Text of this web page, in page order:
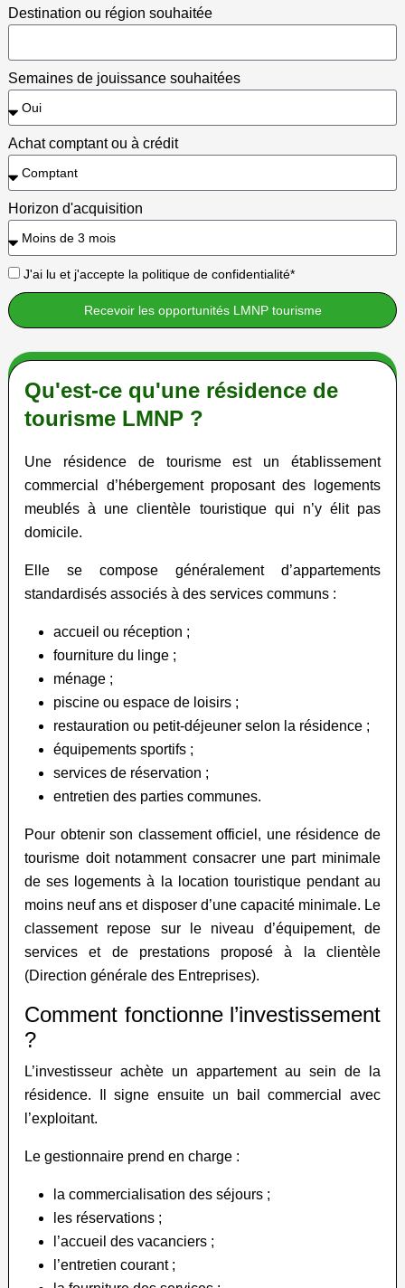
Qu'est-ce qu'une résidence de
tourisme LMNP ?
Une résidence de tourisme est un établissement
commercial d’hébergement proposant des logements
meublés à une clientèle touristique qui n’y élit pas
domicile.
Elle se compose généralement d’appartements
standardisés associés à des services communs :
accueil ou réception ;
fourniture du linge ;
ménage ;
piscine ou espace de loisirs ;
restauration ou petit-déjeuner selon la résidence ;
équipements sportifs ;
services de réservation ;
entretien des parties communes.
Pour obtenir son classement officiel, une résidence de
tourisme doit notamment consacrer une part minimale
de ses logements à la location touristique pendant au
moins neuf ans et disposer d’une capacité minimale. Le
classement repose sur le niveau d’équipement, de
services et de prestations proposé à la clientèle
(Direction générale des Entreprises).
Comment fonctionne l’investissement
?
L’investisseur achète un appartement au sein de la
résidence. Il signe ensuite un bail commercial avec
l’exploitant.
Le gestionnaire prend en charge :
la commercialisation des séjours ;
les réservations ;
l’accueil des vacanciers ;
l’entretien courant ;
Destination ou région souhaitée
Semaines de jouissance souhaitées
Achat comptant ou à crédit
Horizon d'acquisition
J'ai lu et j'accepte la politique de confidentialité*
Recevoir les opportunités LMNP tourisme